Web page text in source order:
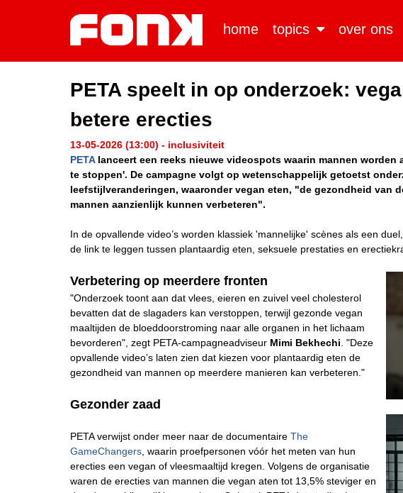
home topics over ons
PETA speelt in op onderzoek:
betere erecties
13-05-2026 (13:00) - inclusiviteit
PETAlanceert een reeks nieuwe videospots waarin mannen
te stoppen'. De campagne volgt op wetenschappelijk getoetst
leefstijlveranderingen, waaronder vegan eten, "de gezondheid van
mannen aanzienlijk kunnen verbeteren".
In de opvallende video’s worden klassiek 'mannelijke' scènes als een
de link te leggen tussen plantaardig eten, seksuele prestaties en
Verbetering op meerdere fronten
"Onderzoek toont aan dat vlees, eieren en zuivel veel cholesterol
bevatten dat de slagaders kan verstoppen, terwijl gezonde vegan
maaltijden de bloeddoorstroming naar alle organen in het lichaam
bevorderen", zegt PETA-campagneadviseur Mimi Bekhechi . "Deze
opvallende video’s laten zien dat kiezen voor plantaardig eten de
gezondheid van mannen op meerdere manieren kan verbeteren."
Gezonder zaad
PETA verwijst onder meer naar de documentaire The
GameChangers , waarin proefpersonen vóór het meten van hun
erecties een vegan of vleesmaaltijd kregen. Volgens de organisatie
waren de erecties van mannen die vegan aten tot 13,5% steviger en